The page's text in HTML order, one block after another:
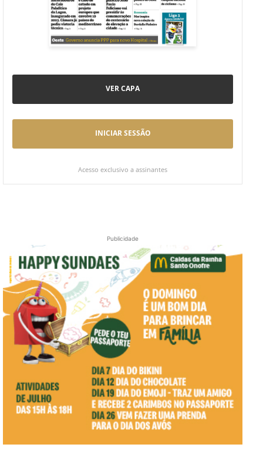
VER CAPA
INICIAR SESSÃO
Acesso exclusivo a assinantes
Publicidade